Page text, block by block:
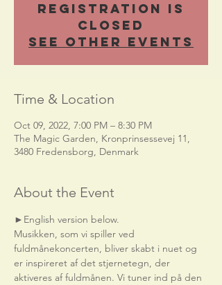
Registration is
Closed
See other events
Time & Location
Oct 09, 2022, 7:00 PM – 8:30 PM
The Magic Garden, Kronprinsessevej 11,
3480 Fredensborg, Denmark
About the Event
►English version below.
Musikken, som vi spiller ved
fuldmånekoncerten, bliver skabt i nuet og
er inspireret af det stjernetegn, der
aktiveres af fuldmånen. Vi tuner ind på den